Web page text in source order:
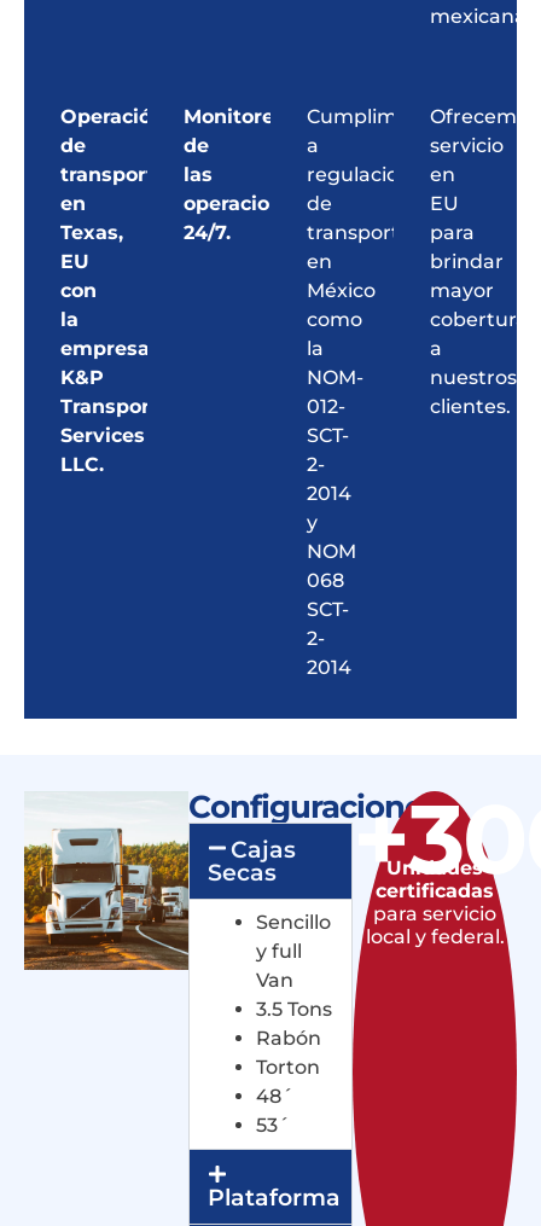
mexicanas.
Operación
de
transporte
en
Texas,
EU
con
la
empresa
K&P
Transport
Services
LLC.
Monitoreo
de
las
operaciones
24/7.
Cumplimiento
a
regulaciones
de
transporte
en
México
como
la
NOM-
012-
SCT-
2-
2014
y
NOM
068
SCT-
2-
2014
Ofrecemos
servicio
en
EU
para
brindar
mayor
cobertura
a
nuestros
clientes.
Configuraciones
Cajas
Secas
Sencillo
y full
Van
3.5 Tons
Rabón
Torton
48´
53´
Plataforma
+Unidades
certificadas
para servicio
local y federal.